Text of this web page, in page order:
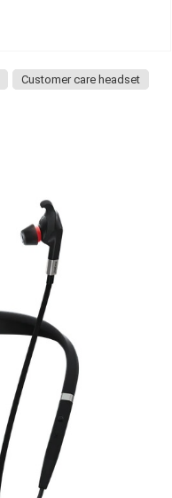
Customer care headset